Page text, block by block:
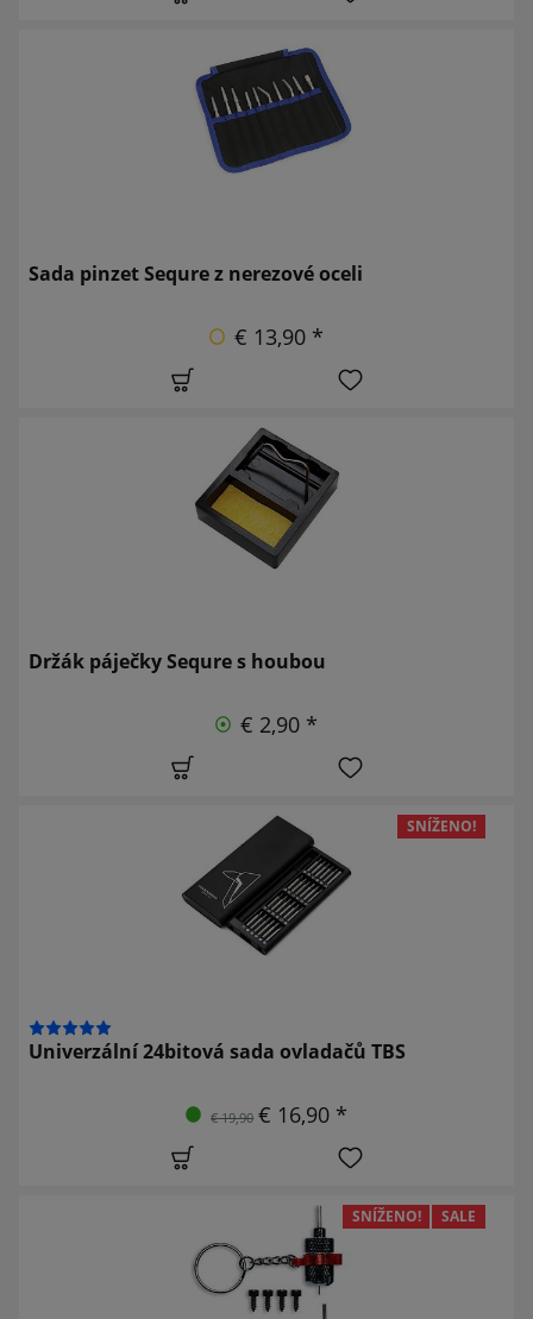
Sada pinzet Sequre z nerezové oceli
€ 13,90 *
Držák páječky Sequre s houbou
€ 2,90 *
SNÍŽENO!
Univerzální 24bitová sada ovladačů TBS
€ 19,90 € 16,90 *
SNÍŽENO! SALE